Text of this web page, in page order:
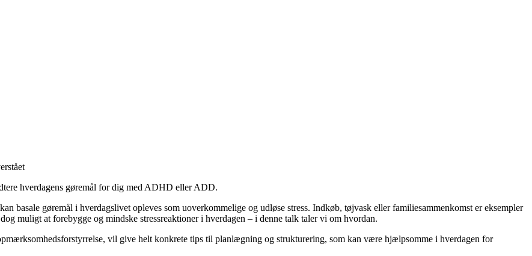
hverdagens gøremål for dig med ADHD eller ADD.
basale gøremål i hverdagslivet opleves som uoverkommelige og udløse stress. Indkøb, tøjvask eller familiesammenkomst er eksempler
muligt at forebygge og mindske stressreaktioner i hverdagen – i denne talk taler vi om hvordan.
vil give helt konkrete tips til planlægning og strukturering, som kan være hjælpsomme i hverdagen for